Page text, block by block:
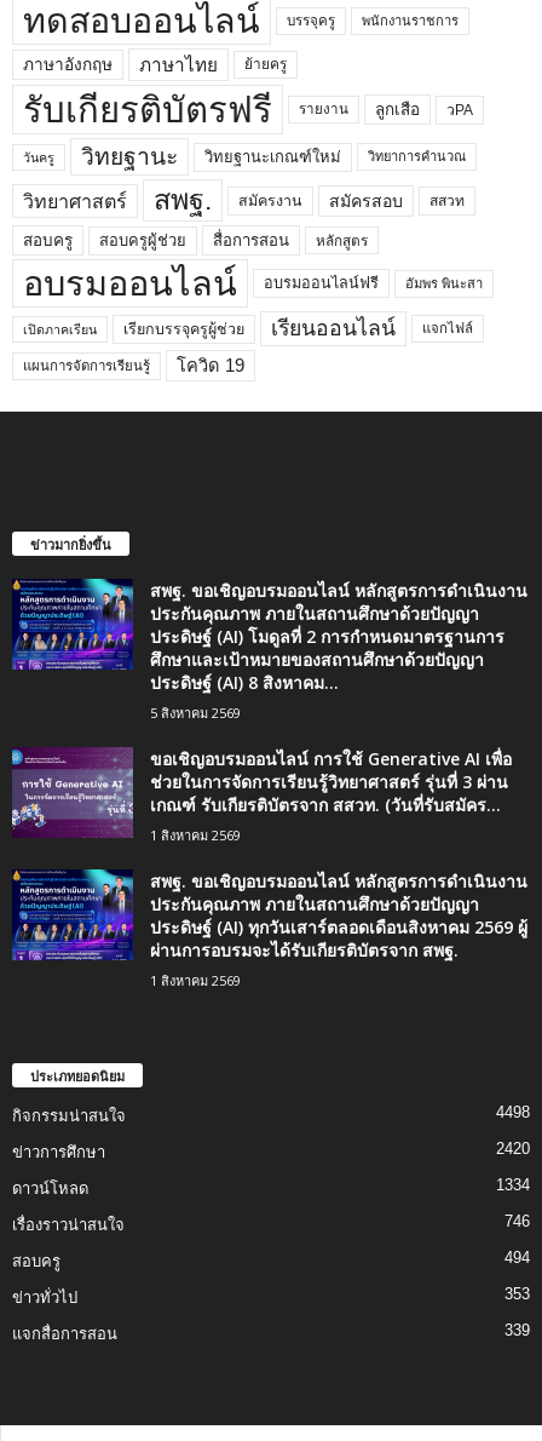
ทดสอบออนไลน์ บรรจุครู พนักงานราชการ
ภาษาอังกฤษ ภาษาไทย ย้ายครู
รับเกียรติบัตรฟรี รายงาน ลูกเสือ วPA
วันครู วิทยฐานะ วิทยฐานะเกณฑ์ใหม่ วิทยาการคำนวณ
วิทยาศาสตร์ สพฐ. สมัครงาน สมัครสอบ สสวท
สอบครู สอบครูผู้ช่วย สื่อการสอน หลักสูตร
อบรมออนไลน์ อบรมออนไลน์ฟรี อัมพร พินะสา
เปิดภาคเรียน เรียกบรรจุครูผู้ช่วย เรียนออนไลน์ แจกไฟล์
แผนการจัดการเรียนรู้ โควิด 19
ข่าวมากยิ่งขึ้น
สพฐ. ขอเชิญอบรมออนไลน์ หลักสูตรการดำเนินงาน
ประกันคุณภาพ ภายในสถานศึกษาด้วยปัญญา
ประดิษฐ์ (AI) โมดูลที่ 2 การกำหนดมาตรฐานการ
ศึกษาและเป้าหมายของสถานศึกษาด้วยปัญญา
ประดิษฐ์ (AI) 8 สิงหาคม...
5 สิงหาคม 2569
ขอเชิญอบรมออนไลน์ การใช้ Generative AI เพื่อ
ช่วยในการจัดการเรียนรู้วิทยาศาสตร์ รุ่นที่ 3 ผ่าน
เกณฑ์ รับเกียรติบัตรจาก สสวท. (วันที่รับสมัคร...
1 สิงหาคม 2569
สพฐ. ขอเชิญอบรมออนไลน์ หลักสูตรการดำเนินงาน
ประกันคุณภาพ ภายในสถานศึกษาด้วยปัญญา
ประดิษฐ์ (AI) ทุกวันเสาร์ตลอดเดือนสิงหาคม 2569 ผู้
ผ่านการอบรมจะได้รับเกียรติบัตรจาก สพฐ.
1 สิงหาคม 2569
ประเภทยอดนิยม
กิจกรรมน่าสนใจ 4498
ข่าวการศึกษา 2420
ดาวน์โหลด 1334
เรื่องราวน่าสนใจ 746
สอบครู 494
ข่าวทั่วไป 353
แจกสื่อการสอน 339